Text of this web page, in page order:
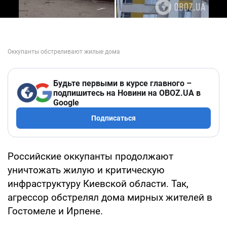
Будьте первыми в курсе главного –
подпишитесь на Новини на OBOZ.UA в
Google
Подписаться
Российские оккупанты продолжают
уничтожать жилую и критическую
инфраструктуру Киевской области. Так,
агрессор обстрелял дома мирных жителей в
Гостомеле и Ирпене.